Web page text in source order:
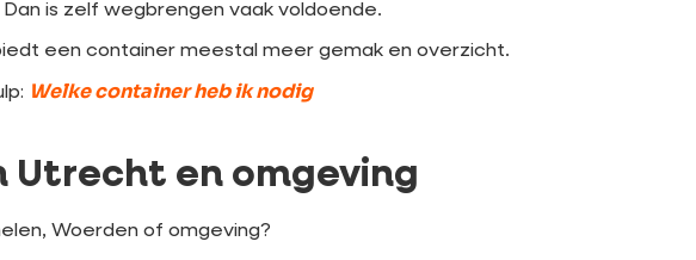
is zelf wegbrengen vaak voldoende.
een container meestal meer gemak en overzicht.
Welke container heb ik nodig
Utrecht en omgeving
Woerden of omgeving?